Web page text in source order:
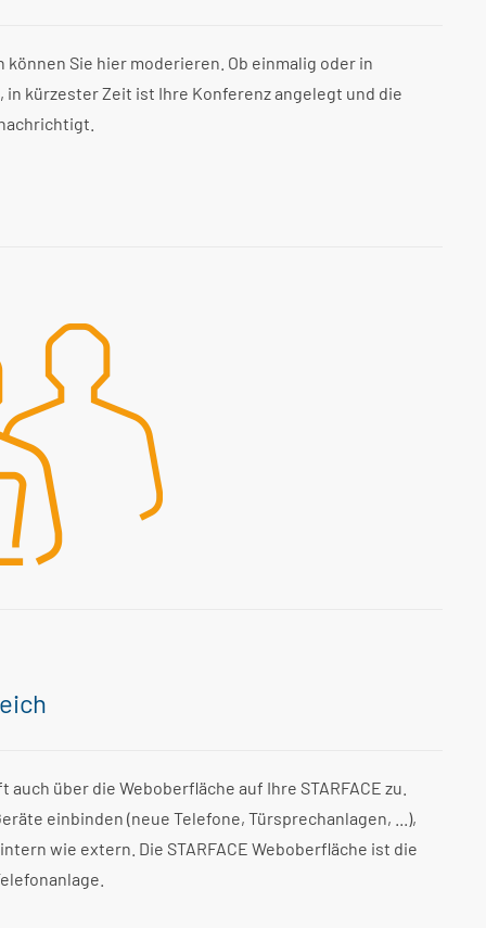
Sie hier moderieren. Ob einmalig oder in
kürzester Zeit ist Ihre Konferenz angelegt und die
über die Weboberfläche auf Ihre STARFACE zu.
einbinden (neue Telefone, Türsprechanlagen, ...),
wie extern. Die STARFACE Weboberfläche ist die